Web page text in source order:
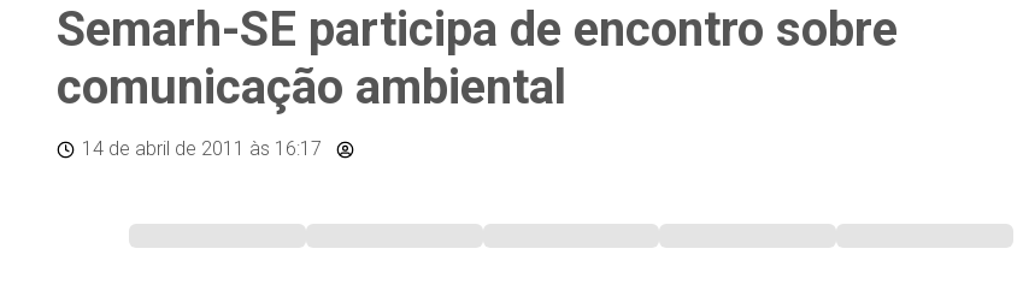
Semarh-SE participa de encontro sobre
comunicação ambiental
14 de abril de 2011 às 16:17